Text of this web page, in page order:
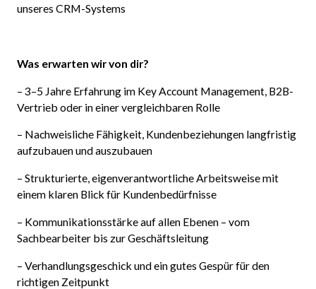
unseres CRM-Systems
Was erwarten wir von dir?
– 3–5 Jahre Erfahrung im Key Account Management, B2B-
Vertrieb oder in einer vergleichbaren Rolle
– Nachweisliche Fähigkeit, Kundenbeziehungen langfristig
aufzubauen und auszubauen
– Strukturierte, eigenverantwortliche Arbeitsweise mit
einem klaren Blick für Kundenbedürfnisse
– Kommunikationsstärke auf allen Ebenen – vom
Sachbearbeiter bis zur Geschäftsleitung
– Verhandlungsgeschick und ein gutes Gespür für den
richtigen Zeitpunkt